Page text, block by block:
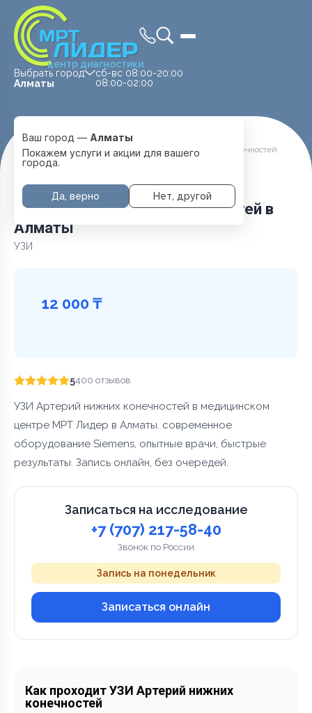
центр диагностики
Выбрать город
Алматы
сб-вс 08:00-20:00
08:00-02:00
Ваш город — Алматы
Покажем услуги и акции для вашего
города.
Да, верно Нет, другой
Главная Услуги и цены УЗИ Артерий нижних конечностей
УЗИ Артерий нижних конечностей в
Алматы
УЗИ
12 000 ₸
5400 отзывов
УЗИ Артерий нижних конечностей в медицинском
центре МРТ Лидер в Алматы. современное
оборудование Siemens, опытные врачи, быстрые
результаты. Запись онлайн, без очередей.
Записаться на исследование
+7 (707) 217-58-40
Звонок по России
Запись на понедельник
Записаться онлайн
Как проходит УЗИ Артерий нижних
конечностей